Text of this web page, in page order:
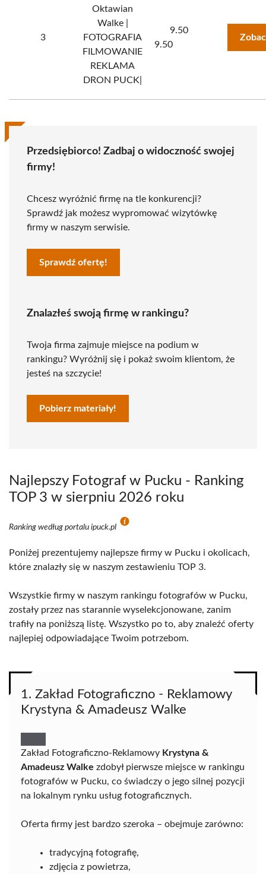
3
Oktawian
Walke |
FOTOGRAFIA
FILMOWANIE
REKLAMA
DRON PUCK|
9.50
9.50
Przedsiębiorco! Zadbaj o widoczność swojej
firmy!
Chcesz wyróżnić firmę na tle konkurencji?
Sprawdź jak możesz wypromować wizytówkę
firmy w naszym serwisie.
Sprawdź ofertę!
Znalazłeś swoją firmę w rankingu?
Twoja firma zajmuje miejsce na podium w
rankingu? Wyróżnij się i pokaż swoim klientom, że
jesteś na szczycie!
Pobierz materiały!
Najlepszy Fotograf w Pucku - Ranking
TOP 3 w sierpniu 2026 roku
Ranking według portalu ipuck.pl
Poniżej prezentujemy najlepsze firmy w Pucku i okolicach,
które znalazły się w naszym zestawieniu TOP 3.
Wszystkie firmy w naszym rankingu fotografów w Pucku,
zostały przez nas starannie wyselekcjonowane, zanim
trafiły na poniższą listę. Wszystko po to, aby znaleźć oferty
najlepiej odpowiadające Twoim potrzebom.
1. Zakład Fotograficzno - Reklamowy
Krystyna & Amadeusz Walke
Zakład Fotograficzno-Reklamowy Krystyna &
Amadeusz Walke zdobył pierwsze miejsce w rankingu
fotografów w Pucku, co świadczy o jego silnej pozycji
na lokalnym rynku usług fotograficznych.
Oferta firmy jest bardzo szeroka – obejmuje zarówno:
tradycyjną fotografię,
zdjęcia z powietrza,